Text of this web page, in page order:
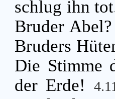
schlug ihn
Bruder
Bruders
Die Stimme
der Erde!